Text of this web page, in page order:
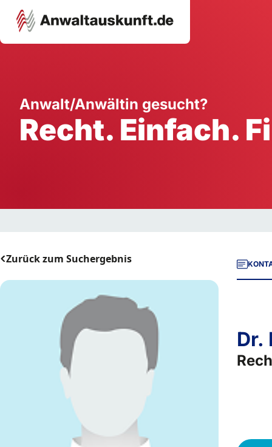
Ausbildung
Handwerk
Dienstleistung
Anwalt/Anwältin gesucht?
Recht. Einfach.
Zurück zum Suchergebnis
Dr.